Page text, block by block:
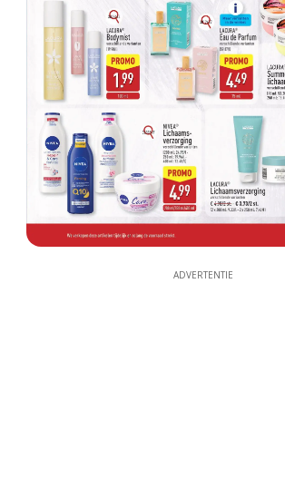
ADVERTENTIE